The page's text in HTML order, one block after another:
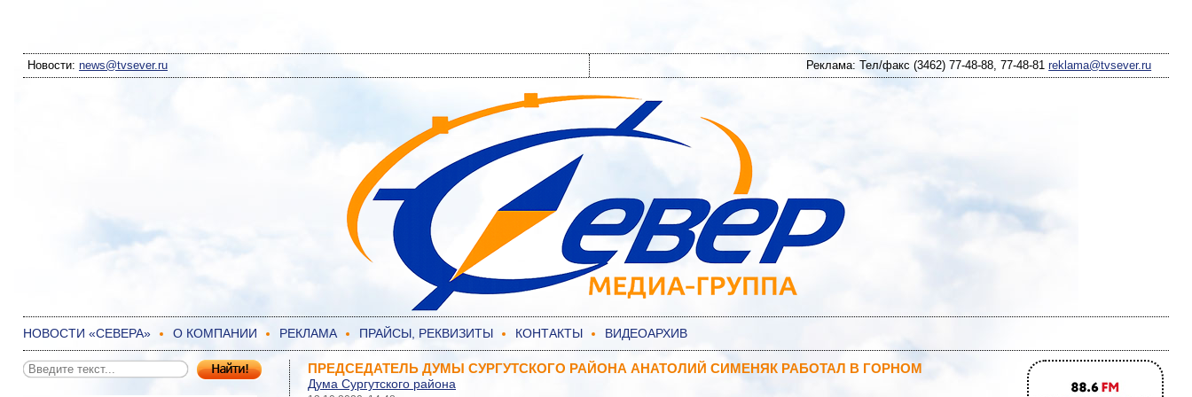
Новости: news@tvsever.ru Реклама: Тел/факс (3462) 77-48-88, 77-48-81reklama@tvsever.ru
НОВОСТИ «СЕВЕРА» О КОМПАНИИ РЕКЛАМА ПРАЙСЫ, РЕКВИЗИТЫ КОНТАКТЫ ВИДЕОАРХИВ
ПРЕДСЕДАТЕЛЬ ДУМЫ СУРГУТСКОГО РАЙОНА АНАТОЛИЙ СИМЕНЯК РАБОТАЛ В ГОРНОМ
Дума Сургутского района